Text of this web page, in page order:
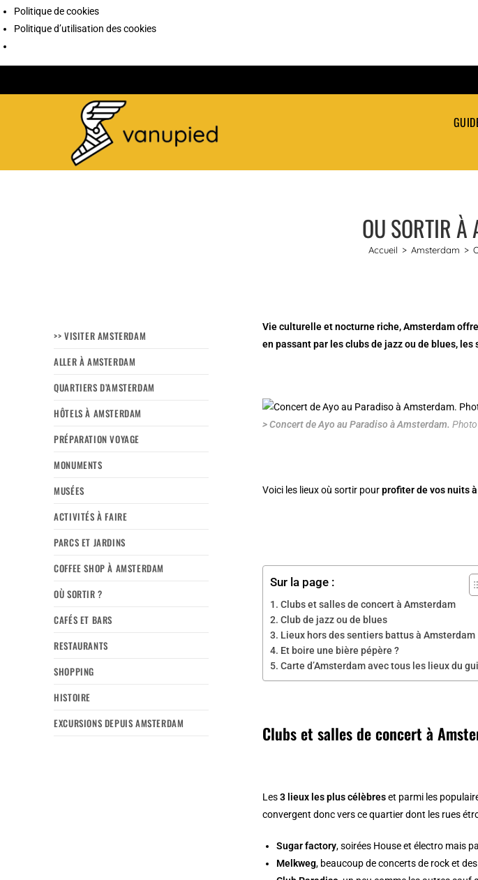
Politique de cookies
Politique d’utilisation des cookies
OU SORTIR À
Accueil > Amsterdam >
Vie culturelle et nocturne riche, Amsterdam
en passant par les clubs de jazz ou de blues,
> Concert de Ayo au Paradiso à Amsterdam.
Voici les lieux où sortir pourprofiter de vos nuits
Sur la page :
Clubs et salles de concert à Amsterdam
Club de jazz ou de blues
Lieux hors des sentiers battus à Amsterdam
Et boire une bière pépère ?
Carte d’Amsterdam avec tous les lieux du
Clubs et salles de concert à
Les3 lieux les plus célèbreset parmi les
convergent donc vers ce quartier dont les rues
Sugar factory, soirées House et électro mais
Melkweg, beaucoup de concerts de rock et
>> VISITER AMSTERDAM
ALLER À AMSTERDAM
QUARTIERS D’AMSTERDAM
HÔTELS À AMSTERDAM
PRÉPARATION VOYAGE
MONUMENTS
MUSÉES
ACTIVITÉS À FAIRE
PARCS ET JARDINS
COFFEE SHOP À AMSTERDAM
OÙ SORTIR ?
CAFÉS ET BARS
RESTAURANTS
SHOPPING
HISTOIRE
EXCURSIONS DEPUIS AMSTERDAM